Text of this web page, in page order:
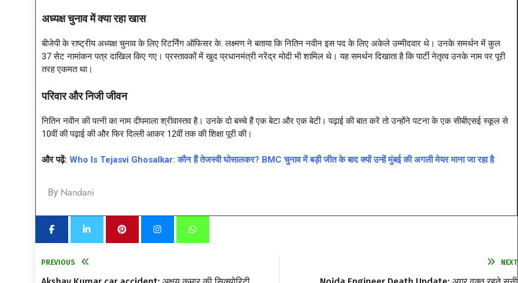
अध्यक्ष चुनाव में क्या रहा खास
बीजेपी के राष्ट्रीय अध्यक्ष चुनाव के लिए रिटर्निंग ऑफिसर के. लक्ष्मण ने बताया कि नितिन नवीन इस पद के लिए अकेले उम्मीदवार थे। उनके समर्थन में कुल
37 सेट नामांकन पत्र दाखिल किए गए। प्रस्तावकों में खुद प्रधानमंत्री नरेंद्र मोदी भी शामिल थे। यह समर्थन दिखाता है कि पार्टी नेतृत्व उनके नाम पर पूरी
तरह एकमत था।
परिवार और निजी जीवन
नितिन नवीन की पत्नी का नाम दीपमाला श्रीवास्तव है। उनके दो बच्चे हैं एक बेटा और एक बेटी। पढ़ाई की बात करें तो उन्होंने पटना के एक सीबीएसई स्कूल से
10वीं की पढ़ाई की और फिर दिल्ली आकर 12वीं तक की शिक्षा पूरी की।
और पढ़ें: Who Is Tejasvi Ghosalkar: कौन हैं तेजस्वी घोसालकर? BMC चुनाव में बड़ी जीत के बाद क्यों उन्हें मुंबई की अगली मेयर माना जा रहा है
By Nandani
PREVIOUS NEXT